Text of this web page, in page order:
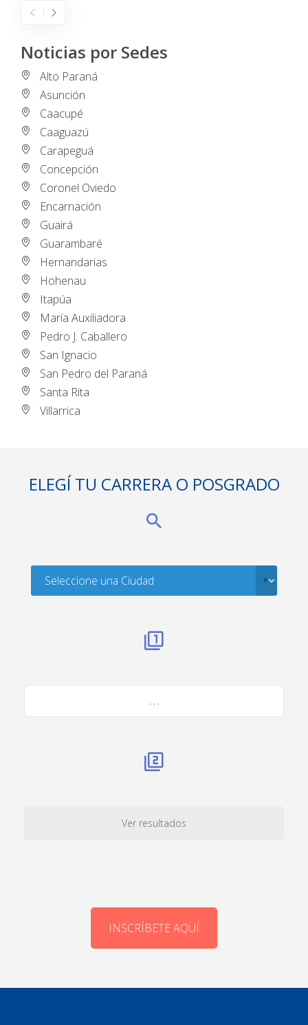
Noticias por Sedes
Alto Paraná
Asunción
Caacupé
Caaguazú
Carapeguá
Concepción
Coronel Oviedo
Encarnación
Guairá
Guarambaré
Hernandarias
Hohenau
Itapúa
María Auxiliadora
Pedro J. Caballero
San Ignacio
San Pedro del Paraná
Santa Rita
Villarrica
ELEGÍ TU CARRERA O POSGRADO
. . .
Ver resultados
INSCRÍBETE AQUÍ